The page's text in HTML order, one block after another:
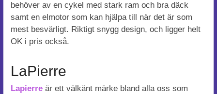
behöver av en cykel med stark ram och bra däck
samt en elmotor som kan hjälpa till när det är som
mest besvärligt. Riktigt snygg design, och ligger helt
OK i pris också.
LaPierre
Lapierreär ett välkänt märke bland alla oss som